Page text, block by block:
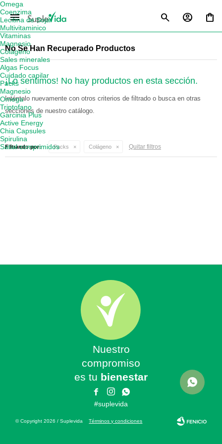
menu
No Se Han Recuperado Productos
¡Lo sentimos! No hay productos en esta sección.
Inténtalo nuevamente con otros criterios de filtrado o busca en otras
secciones de nuestro catálogo.
Filtrando por: Packs Colágeno Quitar filtros
Omega
Coenzima
Lecitina de Soja
Multivitaminico
Vitaminas
Magnesio
Colágeno
Sales minerales
Algas Focus
Cuidado capilar
Packs
Magnesio
Omega
Triptofano
Garcinia Plus
Active Energy
Chia Capsules
Spirulina
Satial comprimidos
Nuestro
compromiso
es tu bienestar
 

#suplevida
© Copyright 2026 / SuplevidaTérminos y condiciones